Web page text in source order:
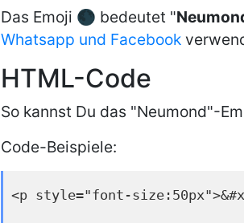
Das Emoji 🌑 bedeutet "
Whatsapp und Facebook
HTML-Code
So kannst Du das "Neumond"-
Code-Beispiele:
<p style="font-